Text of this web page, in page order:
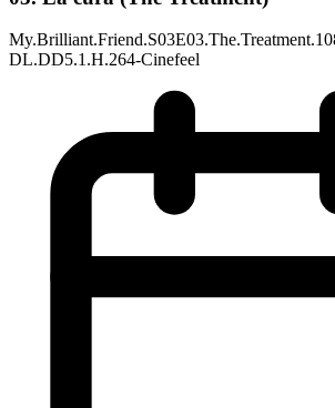
DL.DD5.1.H.264-Cinefeel